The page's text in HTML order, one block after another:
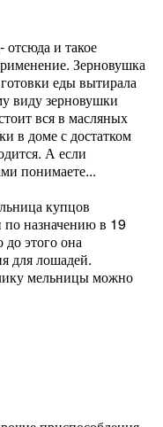
и такое
Зерновушка
еды вытирала
виду зерновушки
вся в масляных
в доме с достатком
А если
понимаете...
купцов
по назначению в 19
этого она
для лошадей.
мельницы можно